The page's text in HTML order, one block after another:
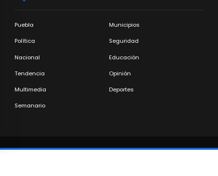
Puebla Municipios
Política Seguridad
Nacional Educación
Tendencia Opinión
Multimedia Deportes
Semanario